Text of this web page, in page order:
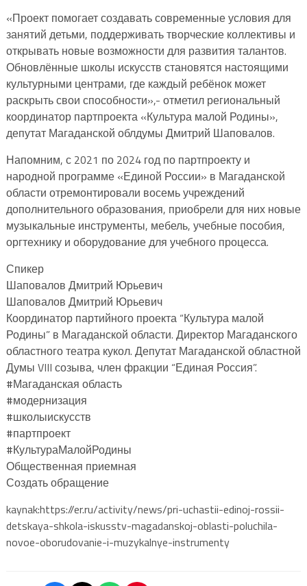
«Проект помогает создавать современные условия для
занятий детьми, поддерживать творческие коллективы и
открывать новые возможности для развития талантов.
Обновлённые школы искусств становятся настоящими
культурными центрами, где каждый ребёнок может
раскрыть свои способности»,- отметил региональный
координатор партпроекта «Культура малой Родины»,
депутат Магаданской облдумы Дмитрий Шаповалов.
Напомним, с 2021 по 2024 год по партпроекту и
народной программе «Единой России» в Магаданской
области отремонтировали восемь учреждений
дополнительного образования, приобрели для них новые
музыкальные инструменты, мебель, учебные пособия,
оргтехнику и оборудование для учебного процесса.
Спикер
Шаповалов Дмитрий Юрьевич
Шаповалов Дмитрий Юрьевич
Координатор партийного проекта “Культура малой
Родины” в Магаданской области. Директор Магаданского
областного театра кукол. Депутат Магаданской областной
Думы VIII созыва, член фракции “Единая Россия”.
#Магаданская область
#модернизация
#школыискусств
#партпроект
#КультураМалойРодины
Общественная приемная
Создать обращение
kaynak:https://er.ru/activity/news/pri-uchastii-edinoj-rossii-
detskaya-shkola-iskusstv-magadanskoj-oblasti-poluchila-
novoe-oborudovanie-i-muzykalnye-instrumenty